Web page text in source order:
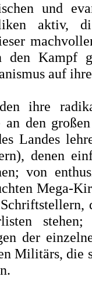
und
aktiv,
den Kampf
auf
ihre
den
Landes
denen
von
Mega-
der
Militärs, die